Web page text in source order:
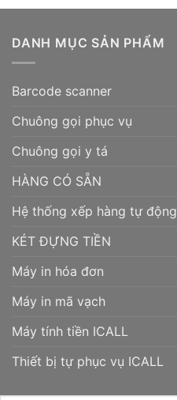
DANH MỤC SẢN PHẨM
Barcode scanner
Chuông gọi phục vụ
Chuông gọi y tá
HÀNG CÓ SẴN
Hệ thống xếp hàng tự động
KÉT ĐỰNG TIỀN
Máy in hóa đơn
Máy in mã vạch
Máy tính tiền ICALL
Thiết bị tự phục vụ ICALL